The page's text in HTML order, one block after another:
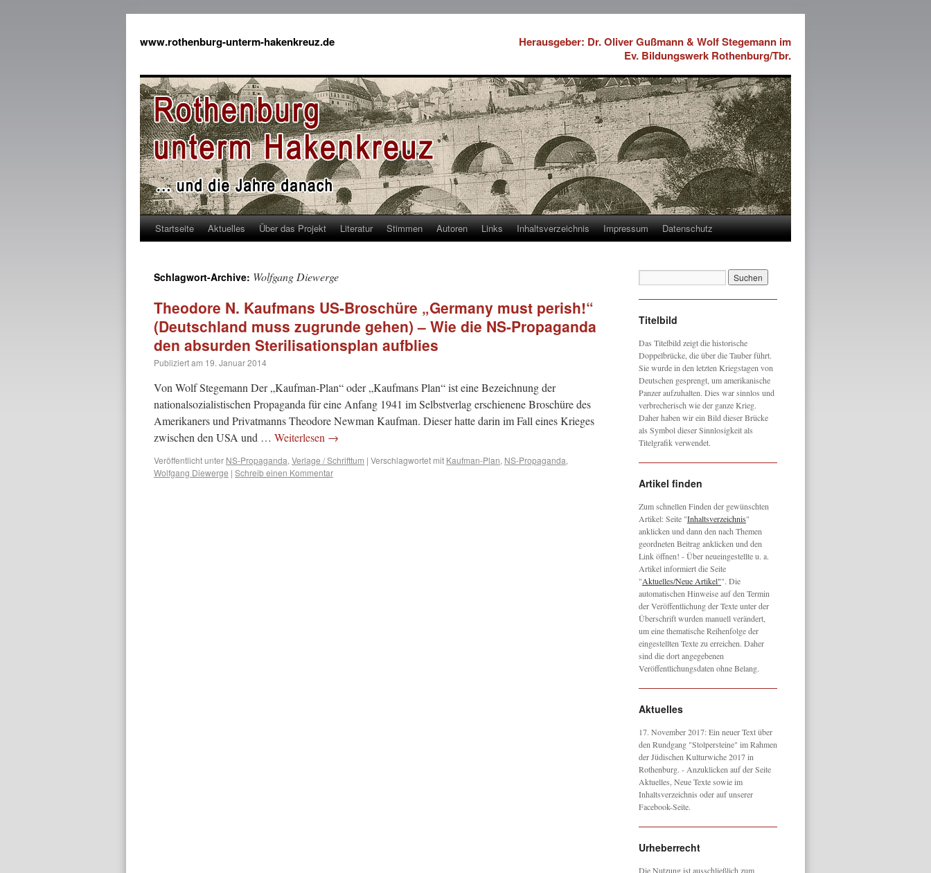
www.rothenburg-unterm-hakenkreuz.de
Herausgeber: Dr. Oliver Gußmann & Wolf Stegemann im
Ev. Bildungswerk Rothenburg/Tbr.
Startseite Aktuelles Über das Projekt Literatur Stimmen Autoren Links Inhaltsverzeichnis Impressum Datenschutz
Schlagwort-Archive: Wolfgang Diewerge
Theodore N. Kaufmans US-Broschüre „Germany must perish!“
(Deutschland muss zugrunde gehen) – Wie die NS-Propaganda
den absurden Sterilisationsplan aufblies
Publiziert am 19. Januar 2014
Von Wolf Stegemann Der „Kaufman-Plan“ oder „Kaufmans Plan“ ist eine Bezeichnung der
nationalsozialistischen Propaganda für eine Anfang 1941 im Selbstverlag erschienene Broschüre des
Amerikaners und Privatmanns Theodore Newman Kaufman. Dieser hatte darin im Fall eines Krieges
zwischen den USA und … Weiterlesen →
Veröffentlicht unter NS-Propaganda, Verlage / Schrifttum | Verschlagwortet mit Kaufman-Plan, NS-Propaganda,
Wolfgang Diewerge | Schreib einen Kommentar
Titelbild
Das Titelbild zeigt die historische
Doppelbrücke, die über die Tauber führt.
Sie wurde in den letzten Kriegstagen von
Deutschen gesprengt, um amerikanische
Panzer aufzuhalten. Dies war sinnlos und
verbrecherisch wie der ganze Krieg.
Daher haben wir ein Bild dieser Brücke
als Symbol dieser Sinnlosigkeit als
Titelgrafik verwendet.
Artikel finden
Zum schnellen Finden der gewünschten
Artikel: Seite "Inhaltsverzeichnis"
anklicken und dann den nach Themen
geordneten Beitrag anklicken und den
Link öffnen! - Über neueingestellte u. a.
Artikel informiert die Seite
"Aktuelles/Neue Artikel"". Die
automatischen Hinweise auf den Termin
der Veröffentlichung der Texte unter der
Überschrift wurden manuell verändert,
um eine thematische Reihenfolge der
eingestellten Texte zu erreichen. Daher
sind die dort angegebenen
Veröffentlichungsdaten ohne Belang.
Aktuelles
17. November 2017: Ein neuer Text über
den Rundgang "Stolpersteine" im Rahmen
der Jüdischen Kulturwiche 2017 in
Rothenburg. - Anzuklicken auf der Seite
Aktuelles, Neue Texte sowie im
Inhaltsverzeichnis oder auf unserer
Facebook-Seite.
Urheberrecht
Die Nutzung ist ausschließlich zum